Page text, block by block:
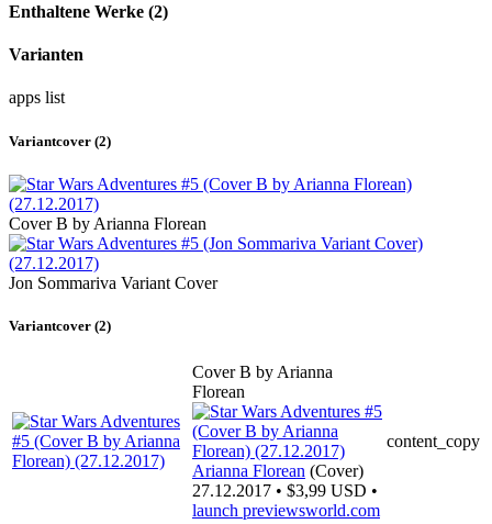
Enthaltene Werke (2)
Varianten
apps list
Variantcover (2)
Cover B by Arianna Florean
Jon Sommariva Variant Cover
Variantcover (2)
Cover B by Arianna
Florean
Arianna Florean (Cover)
27.12.2017 • $3,99 USD •
launch previewsworld.com
content_copy